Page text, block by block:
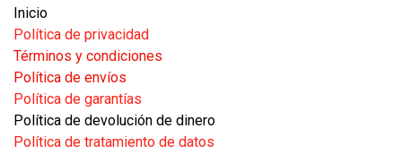
Inicio
Política de privacidad
Términos y condiciones
Política de envíos
Política de garantías​
Política de devolución de dinero
Política de tratamiento de datos